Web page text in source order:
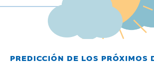
PREDICCIÓN DE LOS PRÓXIMOS